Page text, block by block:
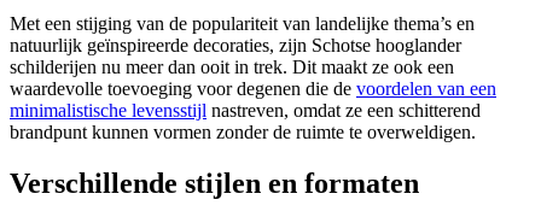
Met een stijging van de populariteit van landelijke thema’s en
natuurlijk geïnspireerde decoraties, zijn Schotse hooglander
schilderijen nu meer dan ooit in trek. Dit maakt ze ook een
waardevolle toevoeging voor degenen die de voordelen van een
minimalistische levensstijl nastreven, omdat ze een schitterend
brandpunt kunnen vormen zonder de ruimte te overweldigen.
Verschillende stijlen en formaten